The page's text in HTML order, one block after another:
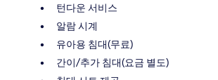
턴다운 서비스
알람 시계
유아용 침대(무료)
간이/추가 침대(요금 별도)